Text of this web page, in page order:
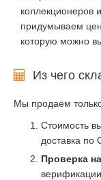
коллекционеров
придумываем
которую можно
Из чего
Мы продаем
Стоимость
доставка по
Проверка